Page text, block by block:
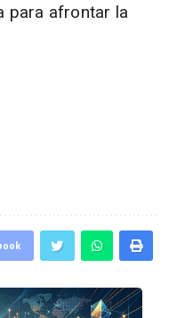
para afrontar la